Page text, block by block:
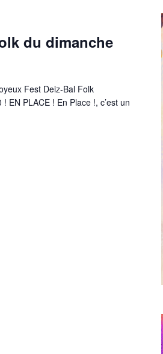
du dimanche
Fest Deiz-Bal Folk
EN PLACE ! En Place !, c’est un